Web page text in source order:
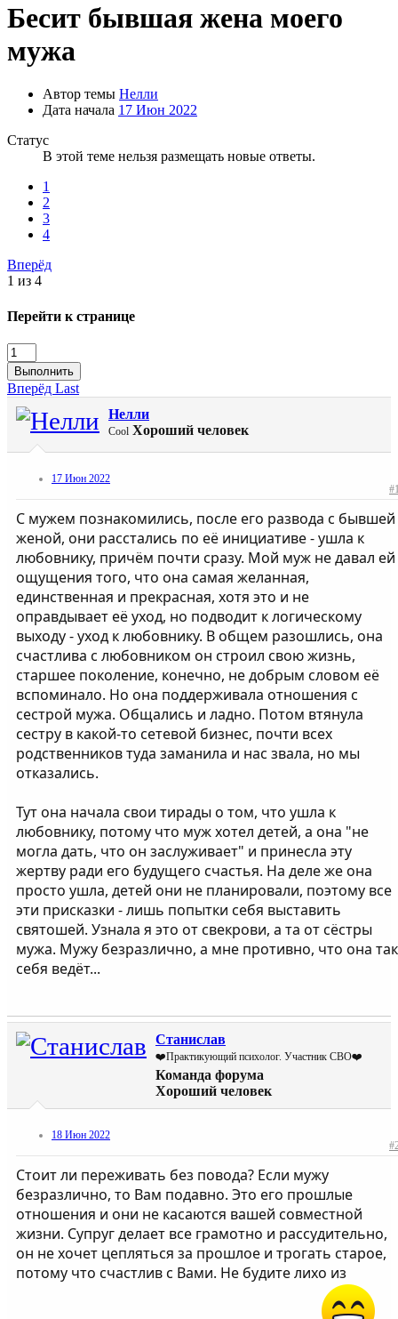
Бесит бывшая жена моего
мужа
Автор темы Нелли
Дата начала 17 Июн 2022
Статус
В этой теме нельзя размещать новые ответы.
1
2
3
4
Вперёд
1 из 4
Перейти к странице
Выполнить
Вперёд Last
Нелли
Cool Хороший человек
17 Июн 2022
С мужем познакомились, после его развода с бывшей
женой, они расстались по её инициативе - ушла к
любовнику, причём почти сразу. Мой муж не давал ей
ощущения того, что она самая желанная,
единственная и прекрасная, хотя это и не
оправдывает её уход, но подводит к логическому
выходу - уход к любовнику. В общем разошлись, она
счастлива с любовником он строил свою жизнь,
старшее поколение, конечно, не добрым словом её
вспоминало. Но она поддерживала отношения с
сестрой мужа. Общались и ладно. Потом втянула
сестру в какой-то сетевой бизнес, почти всех
родственников туда заманила и нас звала, но мы
отказались.
Тут она начала свои тирады о том, что ушла к
любовнику, потому что муж хотел детей, а она "не
могла дать, что он заслуживает" и принесла эту
жертву ради его будущего счастья. На деле же она
просто ушла, детей они не планировали, поэтому все
эти присказки - лишь попытки себя выставить
святошей. Узнала я это от свекрови, а та от сёстры
мужа. Мужу безразлично, а мне противно, что она так
себя ведёт...
Станислав
❤️Практикующий психолог. Участник СВО❤️
Команда форума
Хороший человек
18 Июн 2022
Стоит ли переживать без повода? Если мужу
безразлично, то Вам подавно. Это его прошлые
отношения и они не касаются вашей совместной
жизни. Супруг делает все грамотно и рассудительно,
он не хочет цепляться за прошлое и трогать старое,
потому что счастлив с Вами. Не будите лихо из